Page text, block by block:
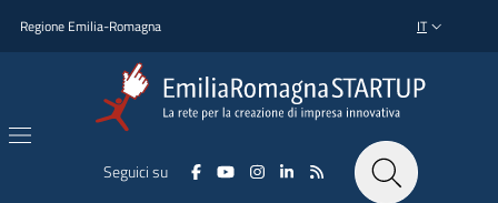
Regione Emilia-Romagna SELETTORE
IT
Seguici su